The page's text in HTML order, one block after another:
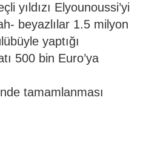
yıldızı Elyounoussi’yi
beyazlılar 1.5 milyon
yaptığı
500 bin Euro’ya
tamamlanması